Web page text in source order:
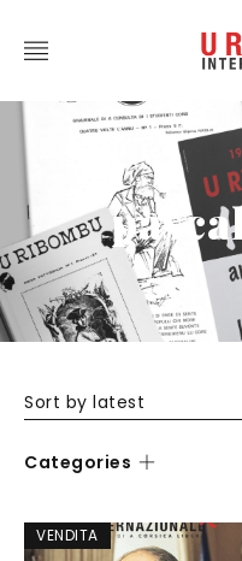
Sort by latest
Categories
VENDITA